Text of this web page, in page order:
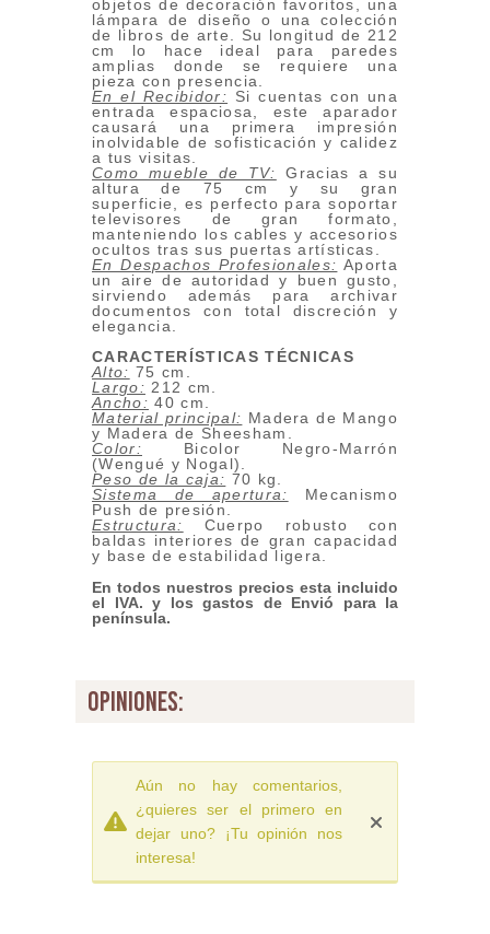
objetos de decoración favoritos, una
lámpara de diseño o una colección
de libros de arte. Su longitud de 212
cm lo hace ideal para paredes
amplias donde se requiere una
pieza con presencia.
En el Recibidor: Si cuentas con una
entrada espaciosa, este aparador
causará una primera impresión
inolvidable de sofisticación y calidez
a tus visitas.
Como mueble de TV:
Gracias a su
altura de 75 cm y su gran
superficie, es perfecto para soportar
televisores de gran formato,
manteniendo los cables y accesorios
ocultos tras sus puertas artísticas.
En Despachos Profesionales: Aporta
un aire de autoridad y buen gusto,
sirviendo además para archivar
documentos con total discreción y
elegancia.
CARACTERÍSTICAS TÉCNICAS
Alto: 75 cm.
Largo: 212 cm.
Ancho: 40 cm.
Material principal: Madera de Mango
y Madera de Sheesham.
Color: Bicolor Negro-Marrón
(Wengué y Nogal).
Peso de la caja: 70 kg.
Sistema de apertura:
Mecanismo
Push de presión.
Estructura:
Cuerpo robusto con
baldas interiores de gran capacidad
y base de estabilidad ligera.
En todos nuestros precios esta incluido
el IVA. y los gastos de Envió para la
península.
opiniones:
Aún no hay comentarios,
¿quieres ser el primero en
dejar uno? ¡Tu opinión nos
interesa!